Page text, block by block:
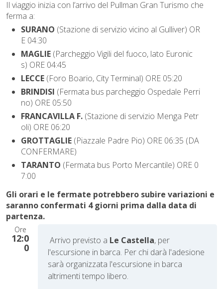
Il viaggio inizia con l’arrivo del Pullman Gran Turismo che
ferma a:
SURANO (Stazione di servizio vicino al Gulliver) OR
E 04:30
MAGLIE (Parcheggio Vigili del fuoco, lato Euronic
s) ORE 04:45
LECCE (Foro Boario, City Terminal) ORE 05:20
BRINDISI (Fermata bus parcheggio Ospedale Perri
no) ORE 05:50
FRANCAVILLA F. (Stazione di servizio Menga Petr
oli) ORE 06:20
GROTTAGLIE (Piazzale Padre Pio) ORE 06:35 (DA
CONFERMARE)
TARANTO (Fermata bus Porto Mercantile) ORE 0
7:00
Gli orari e le fermate potrebbero subire variazioni e
saranno confermati 4 giorni prima dalla data di
partenza.
Ore
12:0
0
Arrivo previsto a Le Castella, per
l'escursione in barca. Per chi darà l'adesione
sarà organizzata l'escursione in barca
altrimenti tempo libero.